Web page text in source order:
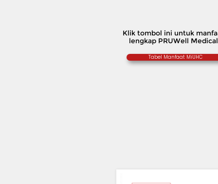
Klik tombol ini untuk
lengkap PRUWell Medical
Tabel Manfaat MiUHC